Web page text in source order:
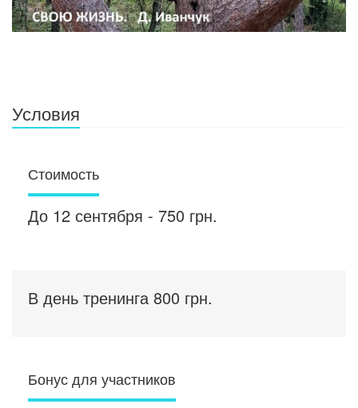
Условия
Стоимость
До 12 сентября - 750 грн.
В день тренинга 800 грн.
Бонус для участников